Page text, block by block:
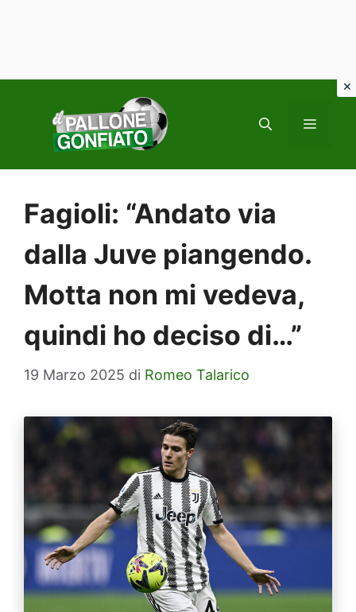
contenuto
MENU
Fagioli: “Andato via
dalla Juve piangendo.
Motta non mi vedeva,
quindi ho deciso di…”
19 Marzo 2025 di Romeo Talarico